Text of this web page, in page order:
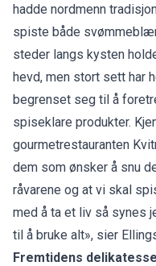
hadde nordmenn
spiste både
steder langs kysten
hevd, men stort sett har
begrenset seg til å
spiseklare produkter.
gourmetrestauranten
dem som ønsker å snu
råvarene og at vi skal
med å ta et liv så synes
til å bruke alt», sier
Fremtidens